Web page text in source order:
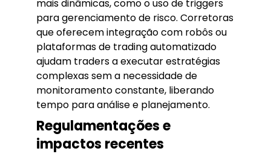
mais dinâmicas, como o uso de triggers
para gerenciamento de risco. Corretoras
que oferecem integração com robôs ou
plataformas de trading automatizado
ajudam traders a executar estratégias
complexas sem a necessidade de
monitoramento constante, liberando
tempo para análise e planejamento.
Regulamentações e
impactos recentes